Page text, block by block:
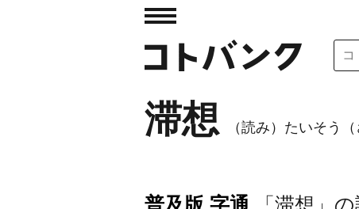
滞想 （読み）たいそう（
普及版 字通 「滞想」